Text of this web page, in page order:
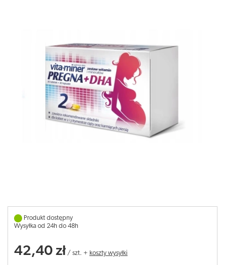
Produkt dostępny
Wysyłka od 24h do 48h
42,40 zł / szt. + koszty wysyłki